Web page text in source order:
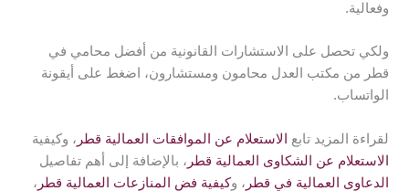
التنفيذ.
5- يتم تنفيذ الأحكام بشكل فعال لضمان حقوق العمال وتعزيز
بيئة العمل العادلة.
وفعالية.
ولكي تحصل على الاستشارات القانونية من أفضل محامي في
قطر من مكتب العدل محامون ومستشارون، اضغط على أيقونة
الواتساب.
لقراءة المزيد تابع الاستعلام عن الموافقات العمالية قطر ، وكيفية
الاستعلام عن الشكاوى العمالية قطر ، بالإضافة إلى أهم تفاصيل
الدعاوى العمالية في قطر ، وكيفية فض المنازعات العمالية قطر ،